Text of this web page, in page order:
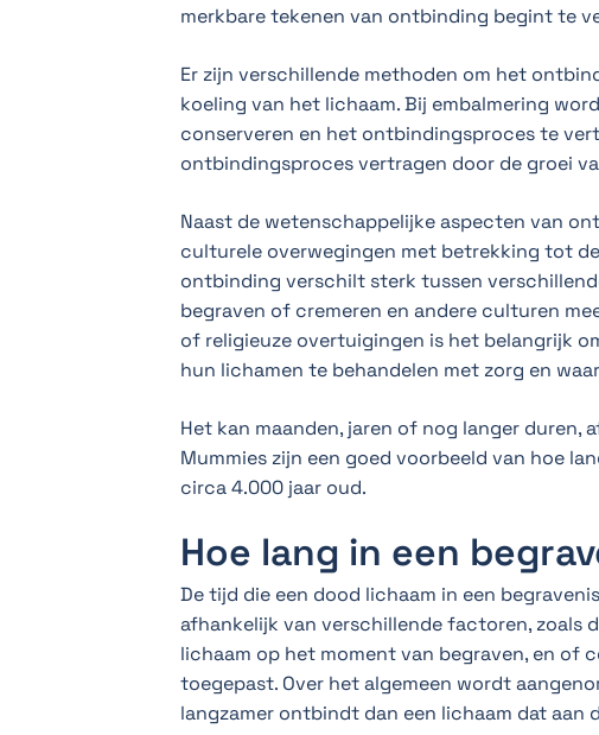
merkbare tekenen van ontbinding begint te
Er zijn verschillende methoden om het
koeling van het lichaam. Bij embalmering
conserveren en het ontbindingsproces te
ontbindingsproces vertragen door de groei
Naast de wetenschappelijke aspecten van
culturele overwegingen met betrekking tot
ontbinding verschilt sterk tussen
begraven of cremeren en andere culturen
of religieuze overtuigingen is het belangrijk
hun lichamen te behandelen met zorg en
Het kan maanden, jaren of nog langer duren,
Mummies zijn een goed voorbeeld van hoe
circa 4.000 jaar oud.
Hoe lang in een
De tijd die een dood lichaam in een
afhankelijk van verschillende factoren, zoals
lichaam op het moment van begraven, en of
toegepast. Over het algemeen wordt
langzamer ontbindt dan een lichaam dat aan